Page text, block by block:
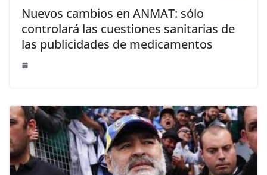
Nuevos cambios en ANMAT: sólo
controlará las cuestiones sanitarias de
las publicidades de medicamentos